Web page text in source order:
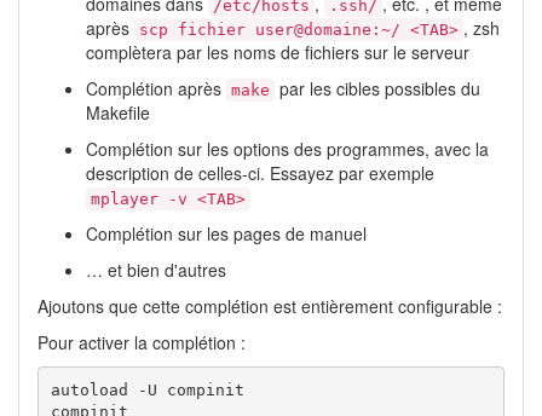
/etc/hosts .ssh/
après scp fichier user@domaine:~/ <TAB> , zsh
complètera par les noms de fichiers sur le serveur
Complétion après make par les cibles possibles du
Makefile
Complétion sur les options des programmes, avec la
description de celles-ci. Essayez par exemple
mplayer -v <TAB>
Complétion sur les pages de manuel
… et bien d'autres
Ajoutons que cette complétion est entièrement configurable :
Pour activer la complétion :
autoload -U compinit
compinit